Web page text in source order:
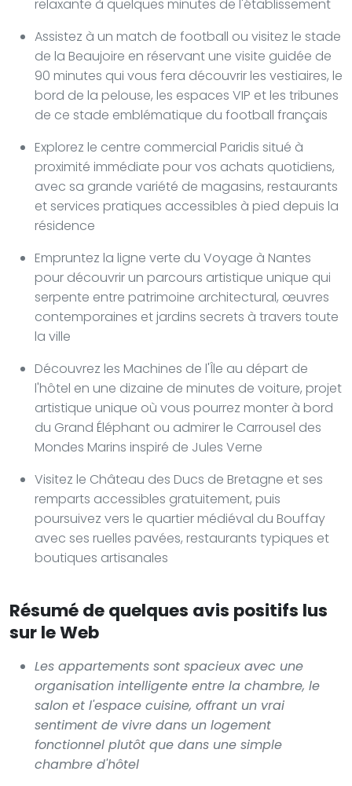
relaxante à quelques minutes de l'établissement
Assistez à un match de football ou visitez le stade
de la Beaujoire en réservant une visite guidée de
90 minutes qui vous fera découvrir les vestiaires, le
bord de la pelouse, les espaces VIP et les tribunes
de ce stade emblématique du football français
Explorez le centre commercial Paridis situé à
proximité immédiate pour vos achats quotidiens,
avec sa grande variété de magasins, restaurants
et services pratiques accessibles à pied depuis la
résidence
Empruntez la ligne verte du Voyage à Nantes
pour découvrir un parcours artistique unique qui
serpente entre patrimoine architectural, œuvres
contemporaines et jardins secrets à travers toute
la ville
Découvrez les Machines de l'Île au départ de
l'hôtel en une dizaine de minutes de voiture, projet
artistique unique où vous pourrez monter à bord
du Grand Éléphant ou admirer le Carrousel des
Mondes Marins inspiré de Jules Verne
Visitez le Château des Ducs de Bretagne et ses
remparts accessibles gratuitement, puis
poursuivez vers le quartier médiéval du Bouffay
avec ses ruelles pavées, restaurants typiques et
boutiques artisanales
Résumé de quelques avis positifs lus
sur le Web
Les appartements sont spacieux avec une
organisation intelligente entre la chambre, le
salon et l'espace cuisine, offrant un vrai
sentiment de vivre dans un logement
fonctionnel plutôt que dans une simple
chambre d'hôtel